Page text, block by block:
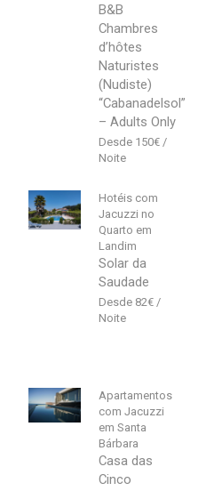
B&B
Chambres
d’hôtes
Naturistes
(Nudiste)
“Cabanadelsol”
– Adults Only
150€
Hotéis com
Jacuzzi no
Quarto em
Landim
Solar da
Saudade
82€
Apartamentos
com Jacuzzi
em Santa
Bárbara
Casa das
Cinco